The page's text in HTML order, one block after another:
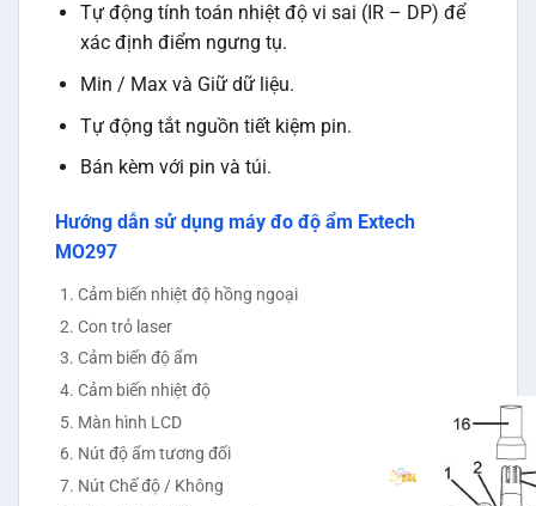
Tự động tính toán nhiệt độ vi sai (IR – DP) để
xác định điểm ngưng tụ.
Min / Max và Giữ dữ liệu.
Tự động tắt nguồn tiết kiệm pin.
Bán kèm với pin và túi.
Hướng dẫn sử dụng máy đo độ ẩm Extech
MO297
Cảm biến nhiệt độ hồng ngoại
Con trỏ laser
Cảm biến độ ẩm
Cảm biến nhiệt độ
Màn hình LCD
Nút độ ẩm tương đối
Nút Chế độ / Không